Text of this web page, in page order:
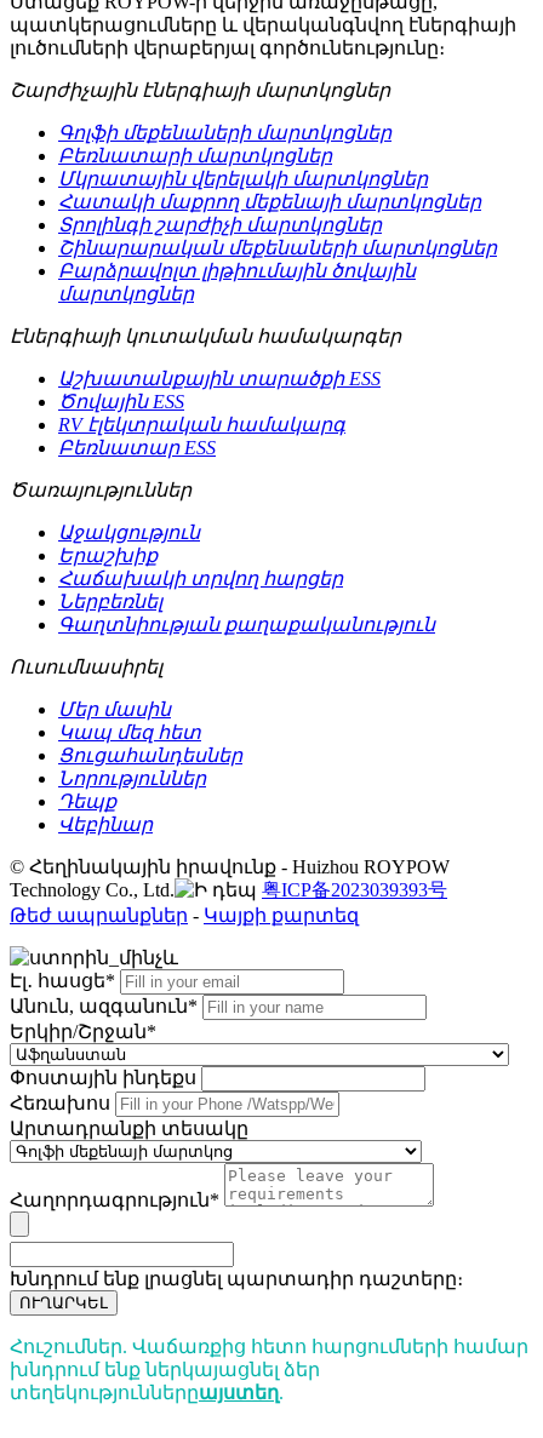
պատկերացումները և վերականգնվող էներգիայի
լուծումների վերաբերյալ գործունեությունը։
Շարժիչային էներգիայի մարտկոցներ
Գոլֆի մեքենաների մարտկոցներ
Բեռնատարի մարտկոցներ
Մկրատային վերելակի մարտկոցներ
Հատակի մաքրող մեքենայի մարտկոցներ
Տրոլինգի շարժիչի մարտկոցներ
Շինարարական մեքենաների մարտկոցներ
Բարձրավոլտ լիթիումային ծովային
մարտկոցներ
Էներգիայի կուտակման համակարգեր
Աշխատանքային տարածքի ESS
Ծովային ESS
RV էլեկտրական համակարգ
Բեռնատար ESS
Ծառայություններ
Աջակցություն
Երաշխիք
Հաճախակի տրվող հարցեր
Ներբեռնել
Գաղտնիության քաղաքականություն
Ուսումնասիրել
Մեր մասին
Կապ մեզ հետ
Ցուցահանդեսներ
Նորություններ
Դեպք
Վեբինար
© Հեղինակային իրավունք - Huizhou ROYPOW
Technology Co., Ltd.
粤ICP备2023039393号
Թեժ ապրանքներ - Կայքի քարտեզ
Էլ․ հասցե*
Անուն, ազգանուն*
Երկիր/Շրջան*
Փոստային ինդեքս
Հեռախոս
Արտադրանքի տեսակը
Հաղորդագրություն*
Խնդրում ենք լրացնել պարտադիր դաշտերը։
ՈՒՂԱՐԿԵԼ
Հուշումներ. Վաճառքից հետո հարցումների համար
խնդրում ենք ներկայացնել ձեր
տեղեկություններըայստեղ.